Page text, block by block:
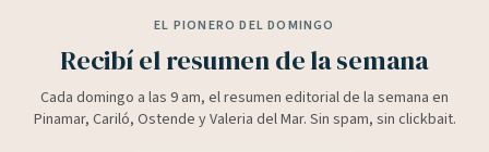
EL PIONERO DEL DOMINGO
Recibí el resumen de la semana
Cada domingo a las 9 am, el resumen editorial de la semana en
Pinamar, Cariló, Ostende y Valeria del Mar. Sin spam, sin clickbait.